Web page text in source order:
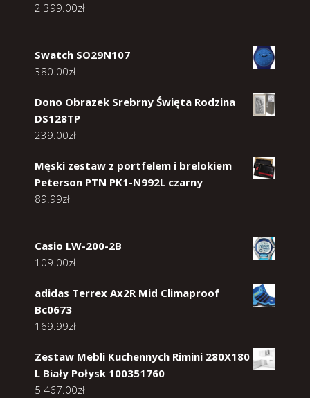
2 399.00zł
Swatch SO29N107
380.00zł
Dono Obrazek Srebrny Święta Rodzina
DS128TP
239.00zł
Męski zestaw z portfelem i brelokiem
Peterson PTN PK1-N992L czarny
89.99zł
Casio LW-200-2B
109.00zł
adidas Terrex Ax2R Mid Climaproof
Bc0673
169.99zł
Zestaw Mebli Kuchennych Rimini 280X180
L Biały Połysk 100351760
5 467.00zł